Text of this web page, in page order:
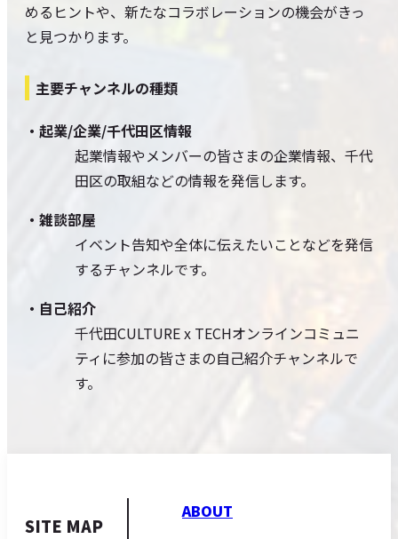
めるヒントや、新たなコラボレーションの機会がきっ
と見つかります。
主要チャンネルの種類
・起業/企業/千代田区情報
起業情報やメンバーの皆さまの企業情報、千代
田区の取組などの情報を発信します。
・雑談部屋
イベント告知や全体に伝えたいことなどを発信
するチャンネルです。
・自己紹介
千代田CULTURE x TECHオンラインコミュニ
ティに参加の皆さまの自己紹介チャンネルで
す。
SITE MAP
ABOUT